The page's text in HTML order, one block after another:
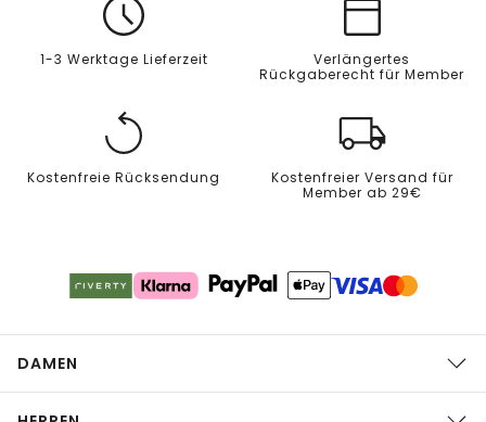
1-3 Werktage Lieferzeit
Verlängertes
Rückgaberecht für Member
Kostenfreie Rücksendung
Kostenfreier Versand für
Member ab 29€
DAMEN